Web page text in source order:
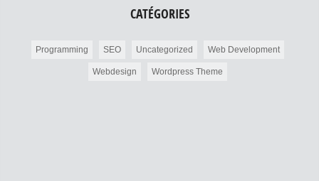
CATÉGORIES
Programming SEO Uncategorized Web Development
Webdesign Wordpress Theme